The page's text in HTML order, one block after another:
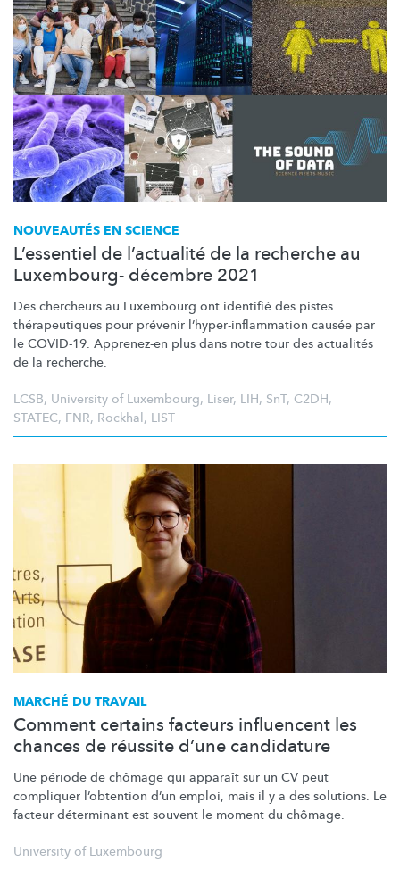
NOUVEAUTÉS EN SCIENCE
L’essentiel de l’actualité de la recherche au
Luxembourg- décembre 2021
Des chercheurs au Luxembourg ont identifié des pistes
thérapeutiques pour prévenir l’hyper-inflammation causée par
le COVID-19. Apprenez-en plus dans notre tour des actualités
de la recherche.
LCSB, University of Luxembourg, Liser, LIH, SnT, C2DH,
STATEC, FNR, Rockhal, LIST
MARCHÉ DU TRAVAIL
Comment certains facteurs influencent les
chances de réussite d’une candidature
Une période de chômage qui apparaît sur un CV peut
compliquer l’obtention d’un emploi, mais il y a des solutions. Le
facteur déterminant est souvent le moment du chômage.
University of Luxembourg